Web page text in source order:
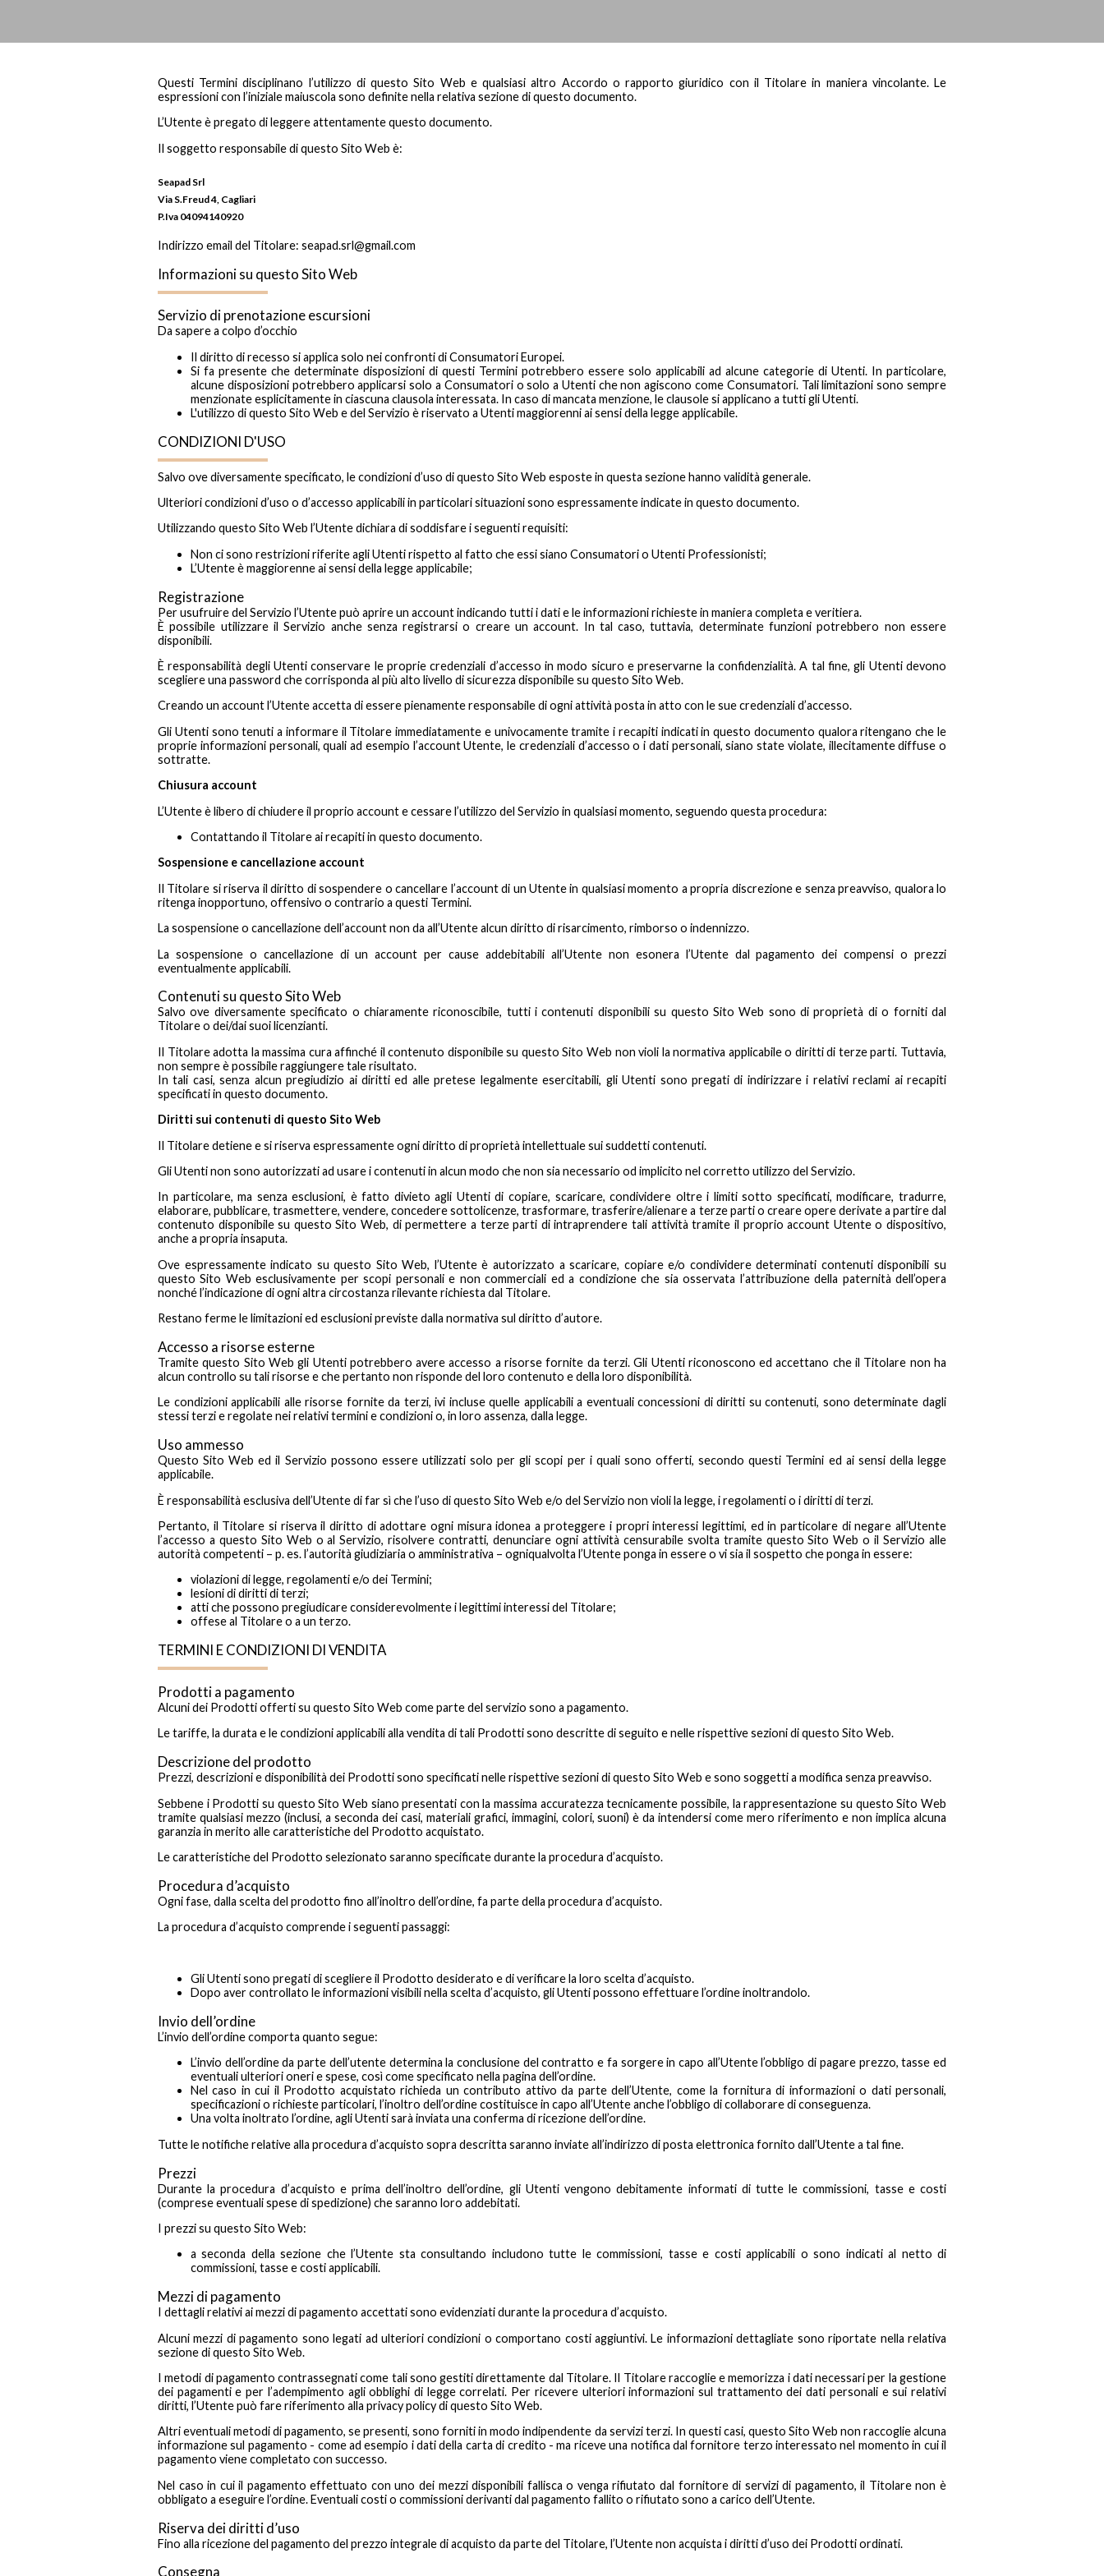
Questi Termini disciplinano l’utilizzo di questo Sito Web e qualsiasi altro Accordo o rapporto giuridico con il Titolare in maniera vincolante. Le
espressioni con l’iniziale maiuscola sono definite nella relativa sezione di questo documento.
L’Utente è pregato di leggere attentamente questo documento.
Il soggetto responsabile di questo Sito Web è:
Seapad Srl
Via S.Freud 4, Cagliari
P.Iva 04094140920
Indirizzo email del Titolare: seapad.srl@gmail.com
Informazioni su questo Sito Web
Servizio di prenotazione escursioni
Da sapere a colpo d’occhio
Il diritto di recesso si applica solo nei confronti di Consumatori Europei.
Si fa presente che determinate disposizioni di questi Termini potrebbero essere solo applicabili ad alcune categorie di Utenti. In particolare,
alcune disposizioni potrebbero applicarsi solo a Consumatori o solo a Utenti che non agiscono come Consumatori. Tali limitazioni sono sempre
menzionate esplicitamente in ciascuna clausola interessata. In caso di mancata menzione, le clausole si applicano a tutti gli Utenti.
L'utilizzo di questo Sito Web e del Servizio è riservato a Utenti maggiorenni ai sensi della legge applicabile.
CONDIZIONI D'USO
Salvo ove diversamente specificato, le condizioni d’uso di questo Sito Web esposte in questa sezione hanno validità generale.
Ulteriori condizioni d’uso o d’accesso applicabili in particolari situazioni sono espressamente indicate in questo documento.
Utilizzando questo Sito Web l’Utente dichiara di soddisfare i seguenti requisiti:
Non ci sono restrizioni riferite agli Utenti rispetto al fatto che essi siano Consumatori o Utenti Professionisti;
L’Utente è maggiorenne ai sensi della legge applicabile;
Registrazione
Per usufruire del Servizio l’Utente può aprire un account indicando tutti i dati e le informazioni richieste in maniera completa e veritiera.
È possibile utilizzare il Servizio anche senza registrarsi o creare un account. In tal caso, tuttavia, determinate funzioni potrebbero non essere
disponibili.
È responsabilità degli Utenti conservare le proprie credenziali d’accesso in modo sicuro e preservarne la confidenzialità. A tal fine, gli Utenti devono
scegliere una password che corrisponda al più alto livello di sicurezza disponibile su questo Sito Web.
Creando un account l’Utente accetta di essere pienamente responsabile di ogni attività posta in atto con le sue credenziali d’accesso.
Gli Utenti sono tenuti a informare il Titolare immediatamente e univocamente tramite i recapiti indicati in questo documento qualora ritengano che le
proprie informazioni personali, quali ad esempio l’account Utente, le credenziali d’accesso o i dati personali, siano state violate, illecitamente diffuse o
sottratte.
Chiusura account
L’Utente è libero di chiudere il proprio account e cessare l’utilizzo del Servizio in qualsiasi momento, seguendo questa procedura:
Contattando il Titolare ai recapiti in questo documento.
Sospensione e cancellazione account
Il Titolare si riserva il diritto di sospendere o cancellare l’account di un Utente in qualsiasi momento a propria discrezione e senza preavviso, qualora lo
ritenga inopportuno, offensivo o contrario a questi Termini.
La sospensione o cancellazione dell’account non da all’Utente alcun diritto di risarcimento, rimborso o indennizzo.
La sospensione o cancellazione di un account per cause addebitabili all’Utente non esonera l’Utente dal pagamento dei compensi o prezzi
eventualmente applicabili.
Contenuti su questo Sito Web
Salvo ove diversamente specificato o chiaramente riconoscibile, tutti i contenuti disponibili su questo Sito Web sono di proprietà di o forniti dal
Titolare o dei/dai suoi licenzianti.
Il Titolare adotta la massima cura affinché il contenuto disponibile su questo Sito Web non violi la normativa applicabile o diritti di terze parti. Tuttavia,
non sempre è possibile raggiungere tale risultato.
In tali casi, senza alcun pregiudizio ai diritti ed alle pretese legalmente esercitabili, gli Utenti sono pregati di indirizzare i relativi reclami ai recapiti
specificati in questo documento.
Diritti sui contenuti di questo Sito Web
Il Titolare detiene e si riserva espressamente ogni diritto di proprietà intellettuale sui suddetti contenuti.
Gli Utenti non sono autorizzati ad usare i contenuti in alcun modo che non sia necessario od implicito nel corretto utilizzo del Servizio.
In particolare, ma senza esclusioni, è fatto divieto agli Utenti di copiare, scaricare, condividere oltre i limiti sotto specificati, modificare, tradurre,
elaborare, pubblicare, trasmettere, vendere, concedere sottolicenze, trasformare, trasferire/alienare a terze parti o creare opere derivate a partire dal
contenuto disponibile su questo Sito Web, di permettere a terze parti di intraprendere tali attività tramite il proprio account Utente o dispositivo,
anche a propria insaputa.
Ove espressamente indicato su questo Sito Web, l’Utente è autorizzato a scaricare, copiare e/o condividere determinati contenuti disponibili su
questo Sito Web esclusivamente per scopi personali e non commerciali ed a condizione che sia osservata l’attribuzione della paternità dell’opera
nonché l’indicazione di ogni altra circostanza rilevante richiesta dal Titolare.
Restano ferme le limitazioni ed esclusioni previste dalla normativa sul diritto d’autore.
Accesso a risorse esterne
Tramite questo Sito Web gli Utenti potrebbero avere accesso a risorse fornite da terzi. Gli Utenti riconoscono ed accettano che il Titolare non ha
alcun controllo su tali risorse e che pertanto non risponde del loro contenuto e della loro disponibilità.
Le condizioni applicabili alle risorse fornite da terzi, ivi incluse quelle applicabili a eventuali concessioni di diritti su contenuti, sono determinate dagli
stessi terzi e regolate nei relativi termini e condizioni o, in loro assenza, dalla legge.
Uso ammesso
Questo Sito Web ed il Servizio possono essere utilizzati solo per gli scopi per i quali sono offerti, secondo questi Termini ed ai sensi della legge
applicabile.
È responsabilità esclusiva dell’Utente di far sì che l’uso di questo Sito Web e/o del Servizio non violi la legge, i regolamenti o i diritti di terzi.
Pertanto, il Titolare si riserva il diritto di adottare ogni misura idonea a proteggere i propri interessi legittimi, ed in particolare di negare all’Utente
l’accesso a questo Sito Web o al Servizio, risolvere contratti, denunciare ogni attività censurabile svolta tramite questo Sito Web o il Servizio alle
autorità competenti – p. es. l’autorità giudiziaria o amministrativa – ogniqualvolta l’Utente ponga in essere o vi sia il sospetto che ponga in essere:
violazioni di legge, regolamenti e/o dei Termini;
lesioni di diritti di terzi;
atti che possono pregiudicare considerevolmente i legittimi interessi del Titolare;
offese al Titolare o a un terzo.
TERMINI E CONDIZIONI DI VENDITA
Prodotti a pagamento
Alcuni dei Prodotti offerti su questo Sito Web come parte del servizio sono a pagamento.
Le tariffe, la durata e le condizioni applicabili alla vendita di tali Prodotti sono descritte di seguito e nelle rispettive sezioni di questo Sito Web.
Descrizione del prodotto
Prezzi, descrizioni e disponibilità dei Prodotti sono specificati nelle rispettive sezioni di questo Sito Web e sono soggetti a modifica senza preavviso.
Sebbene i Prodotti su questo Sito Web siano presentati con la massima accuratezza tecnicamente possibile, la rappresentazione su questo Sito Web
tramite qualsiasi mezzo (inclusi, a seconda dei casi, materiali grafici, immagini, colori, suoni) è da intendersi come mero riferimento e non implica alcuna
garanzia in merito alle caratteristiche del Prodotto acquistato.
Le caratteristiche del Prodotto selezionato saranno specificate durante la procedura d’acquisto.
Procedura d’acquisto
Ogni fase, dalla scelta del prodotto fino all’inoltro dell’ordine, fa parte della procedura d’acquisto.
La procedura d’acquisto comprende i seguenti passaggi:
Gli Utenti sono pregati di scegliere il Prodotto desiderato e di verificare la loro scelta d’acquisto.
Dopo aver controllato le informazioni visibili nella scelta d’acquisto, gli Utenti possono effettuare l’ordine inoltrandolo.
Invio dell’ordine
L’invio dell’ordine comporta quanto segue:
L’invio dell’ordine da parte dell’utente determina la conclusione del contratto e fa sorgere in capo all’Utente l’obbligo di pagare prezzo, tasse ed
eventuali ulteriori oneri e spese, così come specificato nella pagina dell’ordine.
Nel caso in cui il Prodotto acquistato richieda un contributo attivo da parte dell’Utente, come la fornitura di informazioni o dati personali,
specificazioni o richieste particolari, l’inoltro dell’ordine costituisce in capo all’Utente anche l’obbligo di collaborare di conseguenza.
Una volta inoltrato l’ordine, agli Utenti sarà inviata una conferma di ricezione dell’ordine.
Tutte le notifiche relative alla procedura d’acquisto sopra descritta saranno inviate all’indirizzo di posta elettronica fornito dall’Utente a tal fine.
Prezzi
Durante la procedura d’acquisto e prima dell’inoltro dell’ordine, gli Utenti vengono debitamente informati di tutte le commissioni, tasse e costi
(comprese eventuali spese di spedizione) che saranno loro addebitati.
I prezzi su questo Sito Web:
a seconda della sezione che l’Utente sta consultando includono tutte le commissioni, tasse e costi applicabili o sono indicati al netto di
commissioni, tasse e costi applicabili.
Mezzi di pagamento
I dettagli relativi ai mezzi di pagamento accettati sono evidenziati durante la procedura d’acquisto.
Alcuni mezzi di pagamento sono legati ad ulteriori condizioni o comportano costi aggiuntivi. Le informazioni dettagliate sono riportate nella relativa
sezione di questo Sito Web.
I metodi di pagamento contrassegnati come tali sono gestiti direttamente dal Titolare. Il Titolare raccoglie e memorizza i dati necessari per la gestione
dei pagamenti e per l’adempimento agli obblighi di legge correlati. Per ricevere ulteriori informazioni sul trattamento dei dati personali e sui relativi
diritti, l’Utente può fare riferimento alla privacy policy di questo Sito Web.
Altri eventuali metodi di pagamento, se presenti, sono forniti in modo indipendente da servizi terzi. In questi casi, questo Sito Web non raccoglie alcuna
informazione sul pagamento - come ad esempio i dati della carta di credito - ma riceve una notifica dal fornitore terzo interessato nel momento in cui il
pagamento viene completato con successo.
Nel caso in cui il pagamento effettuato con uno dei mezzi disponibili fallisca o venga rifiutato dal fornitore di servizi di pagamento, il Titolare non è
obbligato a eseguire l’ordine. Eventuali costi o commissioni derivanti dal pagamento fallito o rifiutato sono a carico dell’Utente.
Riserva dei diritti d’uso
Fino alla ricezione del pagamento del prezzo integrale di acquisto da parte del Titolare, l’Utente non acquista i diritti d’uso dei Prodotti ordinati.
Consegna